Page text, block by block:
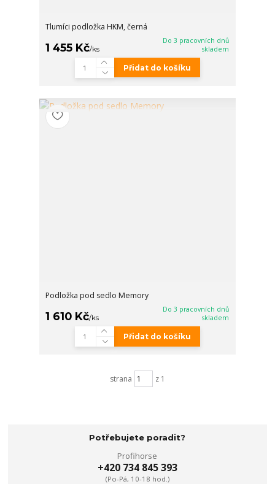
Tlumíci podložka HKM, černá
1 455 Kč/ks
Do 3 pracovních dnů
skladem
Přidat do košíku
Podložka pod sedlo Memory
1 610 Kč/ks
Do 3 pracovních dnů
skladem
Přidat do košíku
strana z 1
Potřebujete poradit?
Profihorse
+420 734 845 393
(Po-Pá, 10-18 hod.)